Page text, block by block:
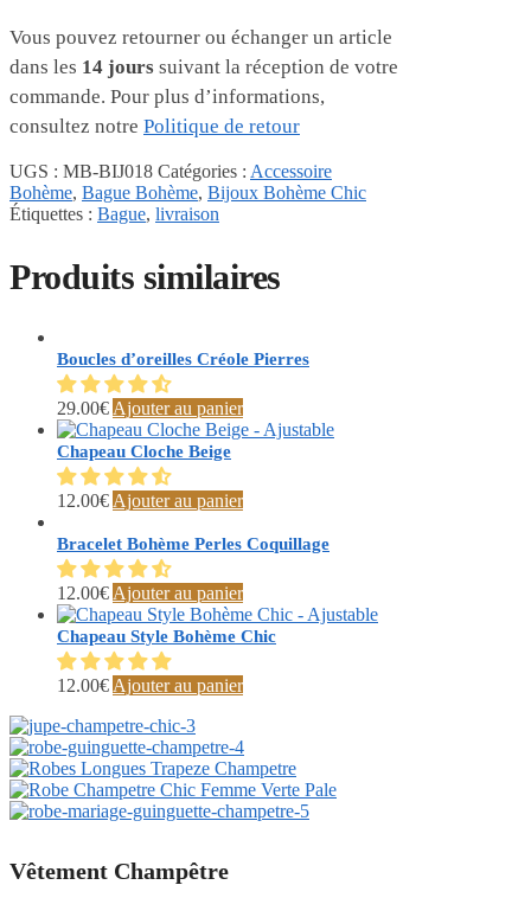
Vous pouvez retourner ou échanger un article
dans les 14 jours suivant la réception de votre
commande. Pour plus d’informations,
consultez notre Politique de retour
UGS : MB-BIJ018 Catégories : Accessoire
Bohème, Bague Bohème, Bijoux Bohème Chic
Étiquettes : Bague, livraison
Produits similaires
Boucles d’oreilles Créole Pierres
29.00€Ajouter au panier
Chapeau Cloche Beige
12.00€Ajouter au panier
Bracelet Bohème Perles Coquillage
12.00€Ajouter au panier
Chapeau Style Bohème Chic
12.00€Ajouter au panier
Vêtement Champêtre